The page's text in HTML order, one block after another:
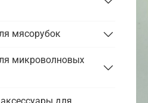
мясорубок
микроволновых
для